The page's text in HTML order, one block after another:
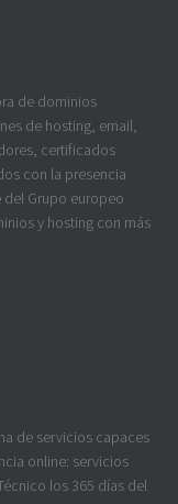
de dominios
de hosting, email,
certificados
con la presencia
del Grupo europeo
y hosting con más
de servicios capaces
online: servicios
los 365 días del